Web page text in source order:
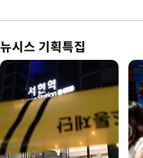
뉴시스 기획특집